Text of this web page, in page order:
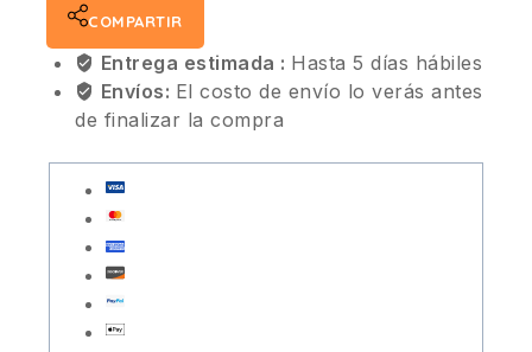
COMPARTIR
Entrega estimada : Hasta 5 días hábiles
Envíos: El costo de envío lo verás antes
de finalizar la compra